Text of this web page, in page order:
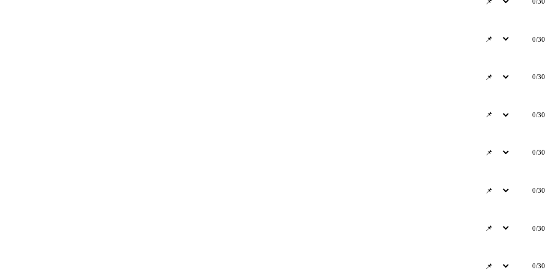
0/30
0/30
0/30
0/30
0/30
0/30
0/30